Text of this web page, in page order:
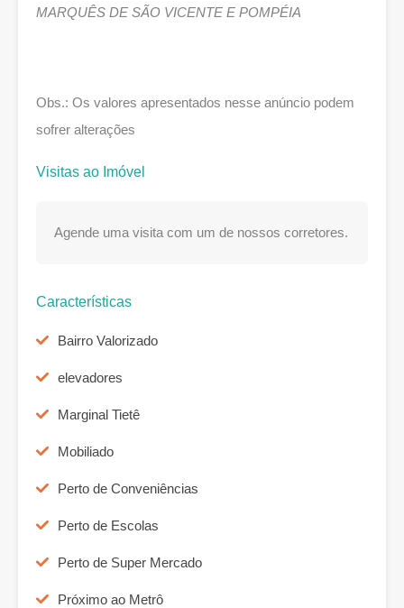
MARQUÊS DE SÃO VICENTE E POMPÉIA
Obs.: Os valores apresentados nesse anúncio podem
sofrer alterações
Visitas ao Imóvel
Agende uma visita com um de nossos corretores.
Características
Bairro Valorizado
elevadores
Marginal Tietê
Mobiliado
Perto de Conveniências
Perto de Escolas
Perto de Super Mercado
Próximo ao Metrô